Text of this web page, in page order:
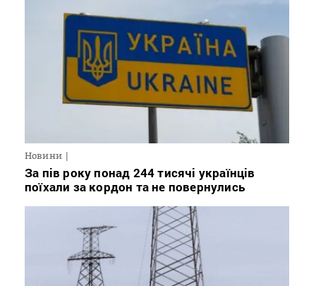
Новини
За пів року понад 244 тисячі українців
поїхали за кордон та не повернулись